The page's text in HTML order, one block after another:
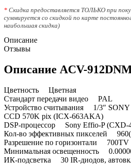
* Скидка предоставляется ТОЛЬКО при
суммируется со скидкой по карте
наибольшая скидка)
Описание
Отзывы
Описание ACV-
Цветность Цветная
Стандарт передачи видео PAL
Устройство считывания 1/3″
CCD 570K pix (ICX-663AKA)
DSP-процессор Sony Effio-P (CXD-
Кол-во эффективных пикселей
Разрешение по горизонтали 700TV
Минимальная освещенность
ИК-подсветка 30 IR-диодов,